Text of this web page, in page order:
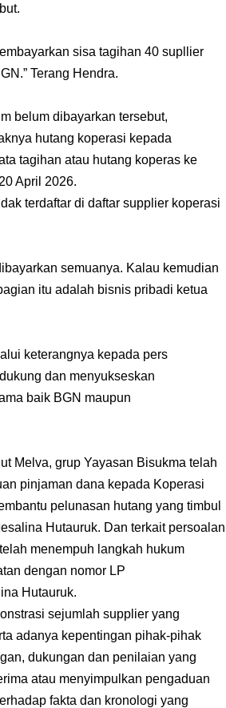
sisa tagihan 40 supllier
Terang Hendra.
belum dibayarkan tersebut,
hutang koperasi kepada
tagihan atau hutang koperas ke
April 2026.
terdaftar di daftar supplier koperasi
semuanya. Kalau kemudian
itu adalah bisnis pribadi ketua
keterangnya kepada pers
dan menyukseskan
baik BGN maupun
Melva, grup Yayasan Bisukma telah
pinjaman dana kepada Koperasi
pelunasan hutang yang timbul
Hutauruk. Dan terkait persoalan
menempuh langkah hukum
dengan nomor LP
Hutauruk.
sejumlah supplier yang
adanya kepentingan pihak-pihak
dukungan dan penilaian yang
atau menyimpulkan pengaduan
fakta dan kronologi yang